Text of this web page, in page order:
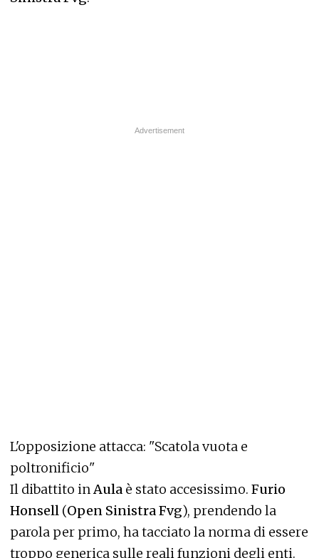
L'opposizione attacca: "Scatola vuota e
poltronificio"
Il dibattito inAula è stato accesissimo. Furio
Honsell (Open Sinistra Fvg), prendendo la
parola per primo, ha tacciato la norma di essere
troppo generica sulle reali funzioni degli enti.